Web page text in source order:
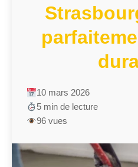
10 mars 2026
5 min de lecture
96 vues